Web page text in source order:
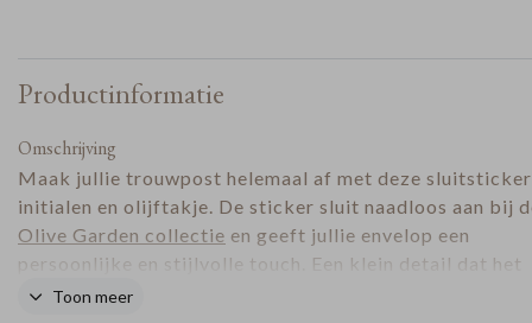
Productinformatie
Omschrijving
Maak jullie trouwpost helemaal af met deze
initialen en olijftakje. De sticker sluit naadloos aan bij
Olive Garden collectie en geeft jullie envelop een
persoonlijke en stijlvolle touch. Een klein detail dat het
totaalplaatje compleet maakt.
Toon meer